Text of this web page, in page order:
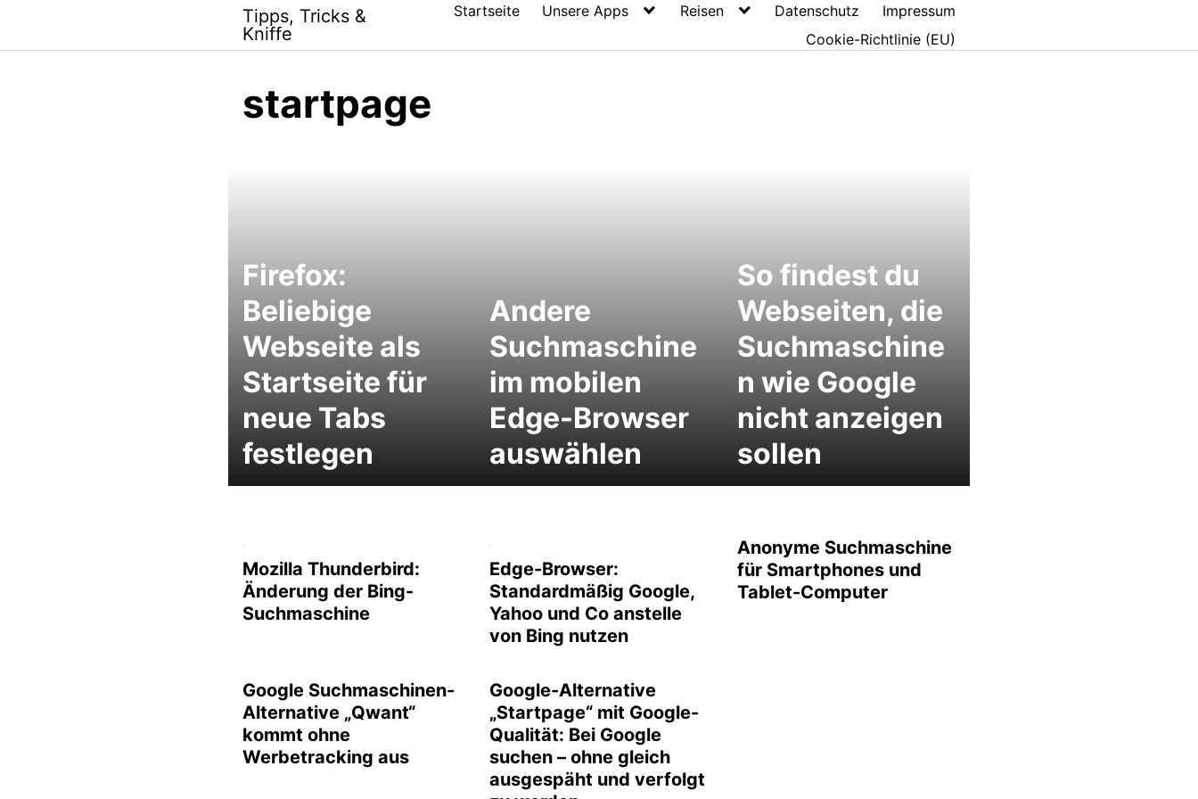
content
Tipps, Tricks &
Kniffe
Startseite Unsere Apps Reisen Datenschutz
Impressum
Cookie-Richtlinie (EU)
startpage
Firefox:
Beliebige
Webseite als
Startseite für
neue Tabs
festlegen
Andere
Suchmaschine
im mobilen
Edge-Browser
auswählen
So findest du
Webseiten, die
Suchmaschine
n wie Google
nicht anzeigen
sollen
Mozilla Thunderbird:
Änderung der Bing-
Suchmaschine
Edge-Browser:
Standardmäßig Google,
Yahoo und Co anstelle
von Bing nutzen
Anonyme Suchmaschine
für Smartphones und
Tablet-Computer
Google Suchmaschinen-
Alternative „Qwant“
kommt ohne
Werbetracking aus
Google-Alternative
„Startpage“ mit Google-
Qualität: Bei Google
suchen – ohne gleich
ausgespäht und verfolgt